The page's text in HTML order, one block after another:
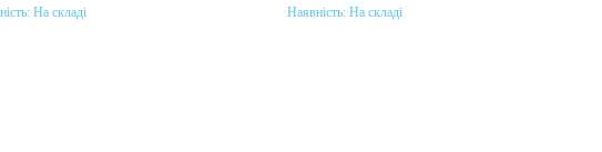
КупитиНа складі Купити
Наявність: На складі